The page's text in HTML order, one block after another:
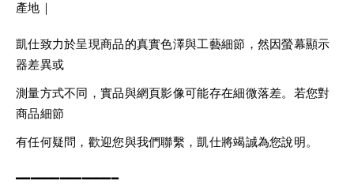
產地｜
凱仕致力於呈現商品的真實色澤與工藝細節，然因螢幕顯示
器差異或
測量方式不同，實品與網頁影像可能存在細微落差。若您對
商品細節
有任何疑問，歡迎您與我們聯繫，凱仕將竭誠為您說明。
━━━━━━━━━━━━━━